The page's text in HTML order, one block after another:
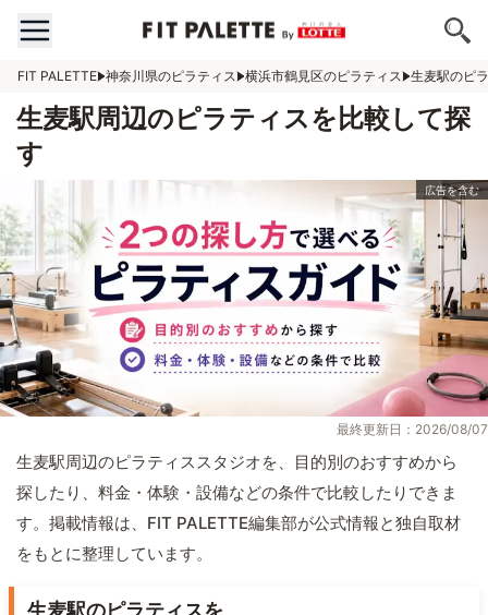
FIT PALETTE 神奈川県のピラティス 横浜市鶴見区のピラティス 生麦駅のピ
生麦駅周辺のピラティスを比較して探
す
最終更新日：2026/08/07
生麦駅周辺のピラティススタジオを、目的別のおすすめから
探したり、料金・体験・設備などの条件で比較したりできま
す。掲載情報は、FIT PALETTE編集部が公式情報と独自取材
をもとに整理しています。